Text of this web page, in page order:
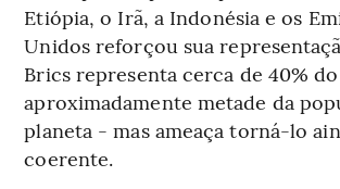
Etiópia, o Irã, a Indonésia e os
Unidos reforçou sua
Brics representa cerca de 40%
aproximadamente metade da
planeta - mas ameaça torná-lo
coerente.